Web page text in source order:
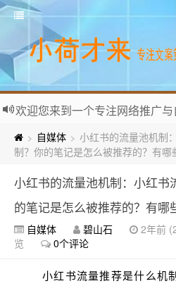
> 自媒体 > 小红书的流量池机制
制？你的笔记是怎么被推荐的？有哪
小红书的流量池机制：小红书
的笔记是怎么被推荐的？有哪
自媒体 碧山石 2年前
览
0个评论
小红书流量推荐是什么机